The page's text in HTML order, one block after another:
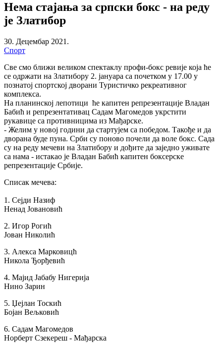
Удружења и НВО
Скупштина
Председник
Општинско веће
Општинска управа
Општинско правобранилаштво
Месне заједнице
Јавна предузећа
Комунална милиција Општине Чајетина
Услуге
Портал Е-управа
Водич кроз локалну управу
Писарница
Подношење захтева Урбанизам
Нема стајања за српски бокс - на реду
је Златибор
30. Децембар 2021.
Спорт
Све смо ближи великом спектаклу профи-бокс ревије која ће
се одржати на Златибору 2. јануара са почетком у 17.00 у
познатој спортској дворани Туристичко рекреативног
комплекса.
На планинској лепотици ће капитен репрезентације Владан
Бабић и репрезентативац Садам Магомедов укрстити
рукавице са противницима из Мађарске.
- Желим у новој години да стартујем са победом. Такође и да
дворана буде пуна. Срби су поново почели да воле бокс. Сада
су на реду мечеви на Златибору и дођите да заједно уживате
са нама - истакао је Владан Бабић капитен боксерске
репрезентације Србије.
Списак мечева:
1. Сејди Назиф
Ненад Јовановић
2. Игор Рогић
Јован Николић
3. Алекса Марковицћ
Никола Ђорђевић
4. Мајид Јабабу Нигерија
Нино Зарин
5. Џејлан Тоскић
Бојан Вељковић
6. Садам Магомедов
Норберт Сзекереш - Мађарска